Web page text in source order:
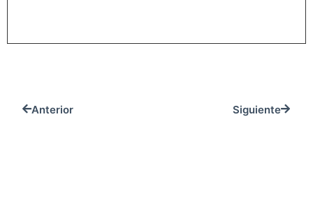
Anterior Siguiente